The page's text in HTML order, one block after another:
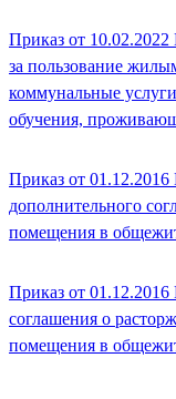
Приказ от
за пользование
коммунальные
обучения,
Приказ от
дополнительного
помещения в
Приказ от
соглашения о
помещения в